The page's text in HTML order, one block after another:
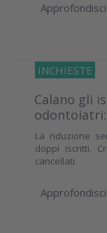
Approfondisci
INCHIESTE
Calano gli
La riduzione
doppi iscritti.
cancellati.
Approfondisci